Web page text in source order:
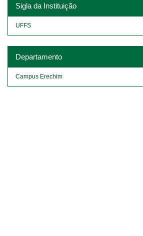
Sigla da Instituição
UFFS
Departamento
Campus Erechim